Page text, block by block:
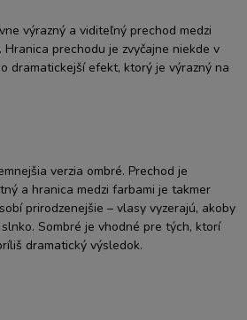
výrazný a viditeľný prechod medzi
prechodu je zvyčajne niekde v
dramatickejší efekt, ktorý je výrazný na
verzia ombré. Prechod je
a hranica medzi farbami je takmer
prirodzenejšie – vlasy vyzerajú, akoby
Sombré je vhodné pre tých, ktorí
dramatický výsledok.